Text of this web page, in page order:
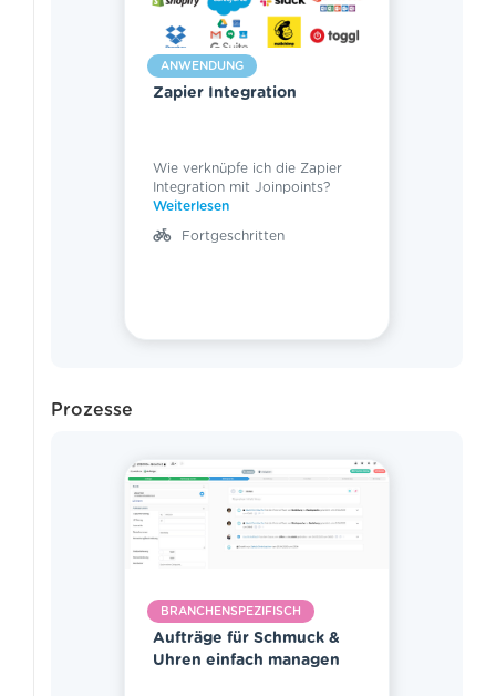
ANWENDUNG
Zapier Integration
Wie verknüpfe ich die Zapier
Integration mit Joinpoints?
Weiterlesen
Fortgeschritten
Prozesse
BRANCHENSPEZIFISCH
Aufträge für Schmuck &
Uhren einfach managen